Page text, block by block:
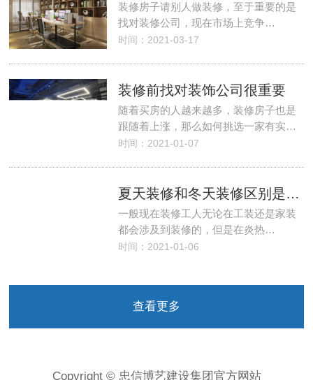
装修房子请别人做装修，至于重要的是
找对装修公司，现在市场上竞争…
时间：2021-03-17
装修前找对装饰公司很重要
随着买房的人越来越多，装修房子也是
跟随着上涨，那么如何挑选一家有实…
时间：2021-01-07
夏天装修和冬天装修区别是什么
一般现在装修工人无论在工装还是家装
都会涉及到装修的，但是在炎热…
时间：2021-01-06
查看更多
Copyright © 忠信博艺建设集团官方网站